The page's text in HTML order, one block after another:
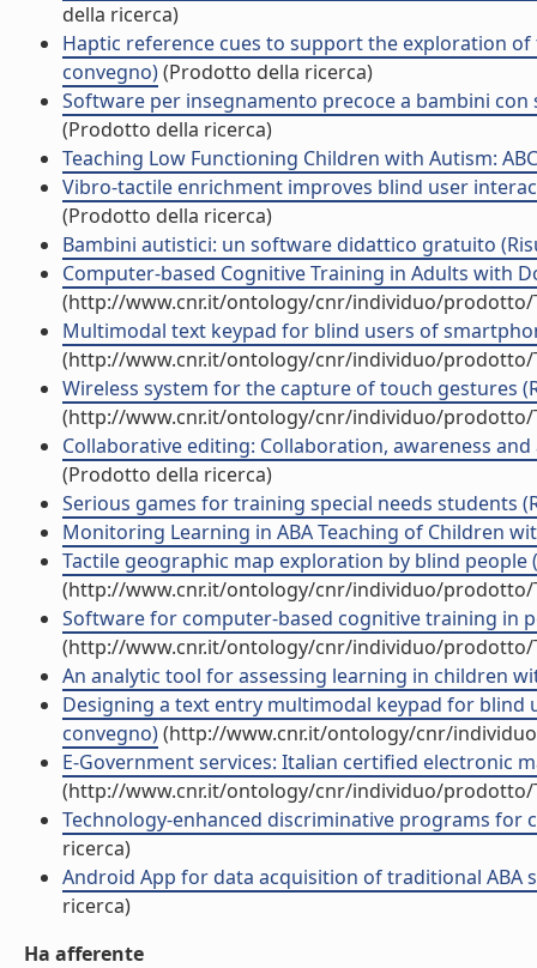
della ricerca)
Haptic reference cues to support the exploration
convegno)(Prodotto della ricerca)
Software per insegnamento precoce a bambini
(Prodotto della ricerca)
Teaching Low Functioning Children with Autism:
Vibro-tactile enrichment improves blind user
(Prodotto della ricerca)
Bambini autistici: un software didattico gratuito
Computer-based Cognitive Training in Adults with
(http://www.cnr.it/ontology/cnr/individuo/prodotto/
Multimodal text keypad for blind users of
(http://www.cnr.it/ontology/cnr/individuo/prodotto/
Wireless system for the capture of touch gestures
(http://www.cnr.it/ontology/cnr/individuo/prodotto/
Collaborative editing: Collaboration, awareness
(Prodotto della ricerca)
Serious games for training special needs students
Monitoring Learning in ABA Teaching of Children
Tactile geographic map exploration by blind people
(http://www.cnr.it/ontology/cnr/individuo/prodotto/
Software for computer-based cognitive training in
(http://www.cnr.it/ontology/cnr/individuo/prodotto/
An analytic tool for assessing learning in children
Designing a text entry multimodal keypad for
convegno)(http://www.cnr.it/ontology/cnr/
E-Government services: Italian certified electronic
(http://www.cnr.it/ontology/cnr/individuo/prodotto/
Technology-enhanced discriminative programs
ricerca)
Android App for data acquisition of traditional ABA
ricerca)
Ha afferente